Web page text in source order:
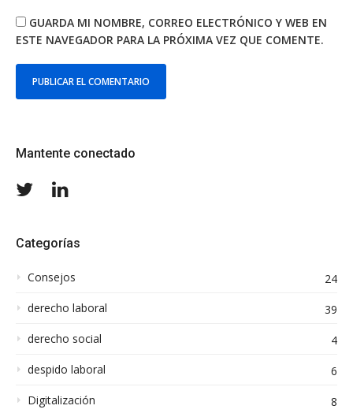
GUARDA MI NOMBRE, CORREO ELECTRÓNICO Y WEB EN
ESTE NAVEGADOR PARA LA PRÓXIMA VEZ QUE COMENTE.
Mantente conectado
TwitterLinkedIn
Categorías
Consejos
24
derecho laboral
39
derecho social
4
despido laboral
6
Digitalización
8